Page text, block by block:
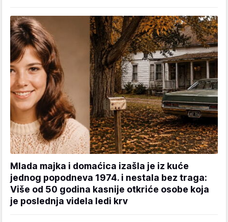
Mlada majka i domaćica izašla je iz kuće
jednog popodneva 1974. i nestala bez traga:
Više od 50 godina kasnije otkriće osobe koja
je poslednja videla ledi krv